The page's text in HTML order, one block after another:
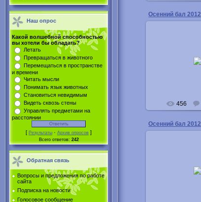
Наш опрос
Какой волшебной способностью
вы хотели бы обладать?
Летать
Превращаться в животного
Перемещаться в пространстве
и времени
Читать мысли
Понимать язык животных
Становиться невидимым
Видеть сквозь стены
Управлять предметами на
расстоянии
[ Результаты · Архив опросов ]
Всего ответов: 242
Обратная связь
Вопросы и предложения по работе
сайта
Подписка на новости
Голосовое сообщение
Осенний бал 2012
456
Осенний бал 2012